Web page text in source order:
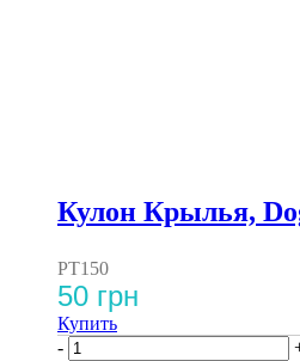
Кулон Крылья,
PT150
50 грн
Купить
-